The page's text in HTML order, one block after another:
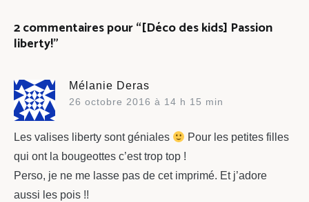
2 commentaires pour “[Déco des kids] Passion
liberty!”
Mélanie Deras
26 octobre 2016 à 14 h 15 min
Les valises liberty sont géniales
Pour les petites filles
qui ont la bougeottes c’est trop top !
Perso, je ne me lasse pas de cet imprimé. Et j’adore
aussi les pois !!